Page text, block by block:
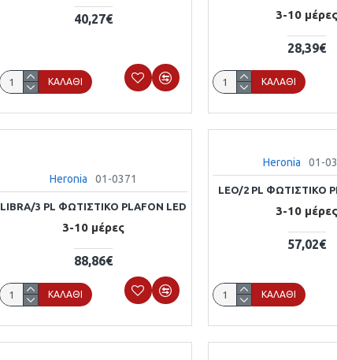
40,27€
ΚΑΛΆΘΙ
3-10 μέρες
28,39€
ΚΑΛΆΘΙ
Heronia 01-0371
LIBRA/3 PL ΦΩΤΙΣΤΙΚΟ PLAFON LED
3-10 μέρες
88,86€
ΚΑΛΆΘΙ
Heronia 01-
LEO/2 PL ΦΩΤΙΣΤΙΚΟ
3-10 μέρες
57,02€
ΚΑΛΆΘΙ